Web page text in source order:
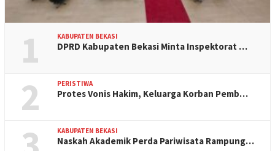
1 KABUPATEN BEKASI
DPRD Kabupaten Bekasi Minta Inspektorat …
2 PERISTIWA
Protes Vonis Hakim, Keluarga Korban Pemb…
KABUPATEN BEKASI
Naskah Akademik Perda Pariwisata Rampung…